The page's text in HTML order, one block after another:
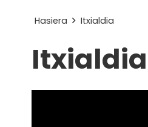
Hasiera Itxialdia
Itxialdia